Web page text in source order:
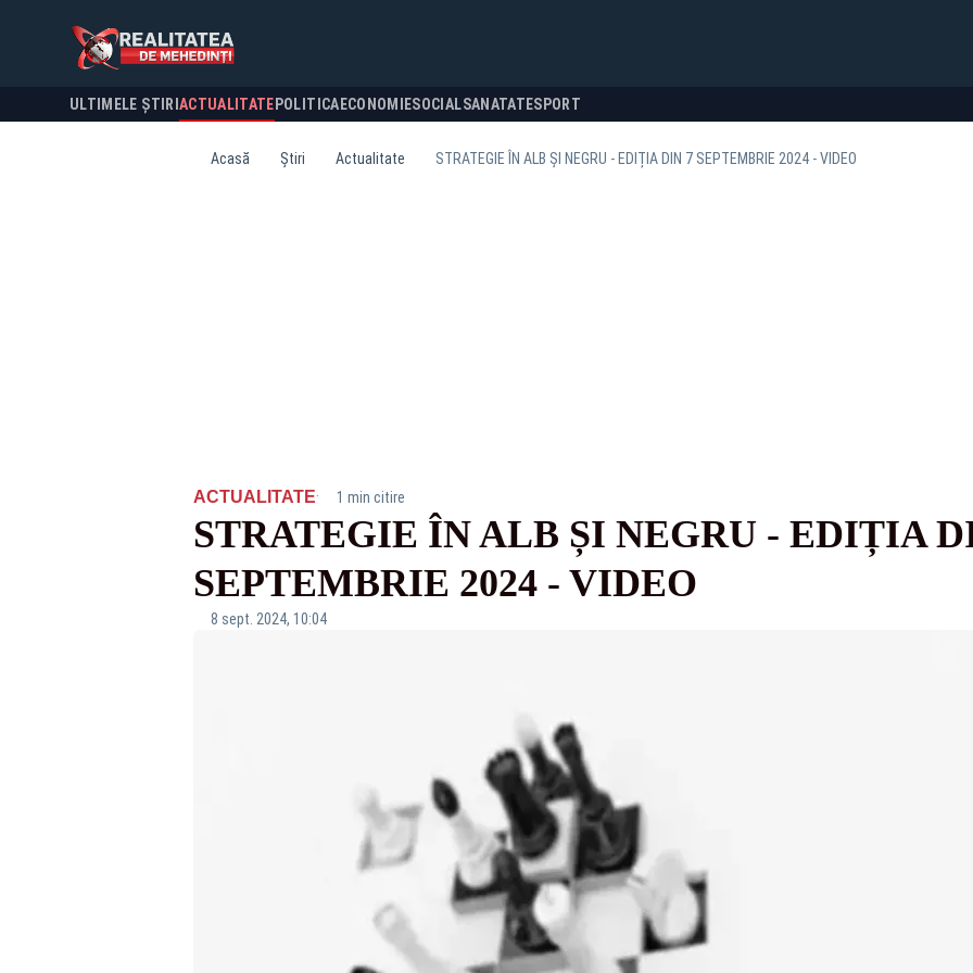
ULTIMELE ȘTIRI ACTUALITATE POLITICA ECONOMIESOCIALSANATATESPORT
Acasă Știri Actualitate STRATEGIE ÎN ALB ȘI NEGRU - EDIȚIA DIN 7 SEPTEMBRIE 2024 - VIDEO
ACTUALITATE· 1 min citire
STRATEGIE ÎN ALB ȘI NEGRU - EDIȚIA
SEPTEMBRIE 2024 - VIDEO
8 sept. 2024, 10:04